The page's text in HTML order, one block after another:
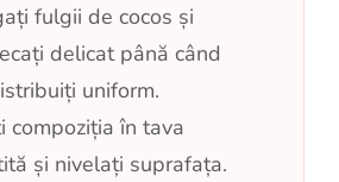
fulgii de cocos și
delicat până când
uniform.
compoziția în tava
și nivelați suprafața.